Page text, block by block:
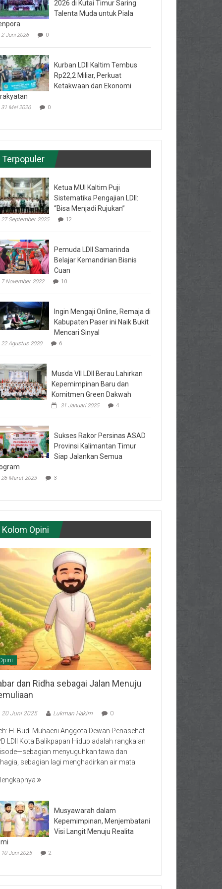
2026 di Kutai Timur Saring
Talenta Muda untuk Piala
2 Juni 2026 0
Kurban LDII Kaltim Tembus
Rp22,2 Miliar, Perkuat
Ketakwaan dan Ekonomi
31 Mei 2026 0
Terpopuler
Ketua MUI Kaltim Puji
Sistematika Pengajian LDII:
“Bisa Menjadi Rujukan”
27 September 2025 12
Pemuda LDII Samarinda
Belajar Kemandirian Bisnis
Cuan
7 November 2022 10
Ingin Mengaji Online, Remaja di
Kabupaten Paser ini Naik Bukit
Mencari Sinyal
22 Agustus 2020 6
Musda VII LDII Berau Lahirkan
Kepemimpinan Baru dan
Komitmen Green Dakwah
31 Januari 2025 4
Sukses Rakor Persinas ASAD
Provinsi Kalimantan Timur
Siap Jalankan Semua
26 Maret 2023 3
Kolom Opini
dan Ridha sebagai Jalan Menuju
20 Juni 2025 Lukman Hakim 0
H. Budi Muhaeni Anggota Dewan Penasehat
LDII Kota Balikpapan Hidup adalah rangkaian
menyuguhkan tawa dan
sebagian lagi menghadirkan air mata
Musyawarah dalam
Kepemimpinan, Menjembatani
Visi Langit Menuju Realita
10 Juni 2025 2